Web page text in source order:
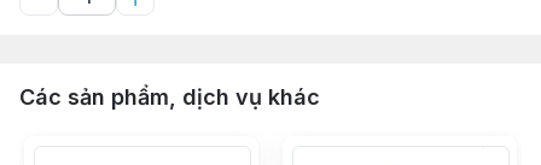
Các sản phẩm, dịch vụ khác